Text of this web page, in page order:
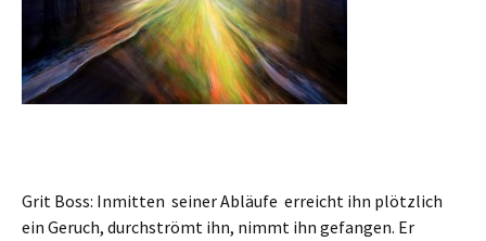
Grit Boss: Inmitten seiner Abläufe erreicht ihn plötzlich
ein Geruch, durchströmt ihn, nimmt ihn gefangen. Er